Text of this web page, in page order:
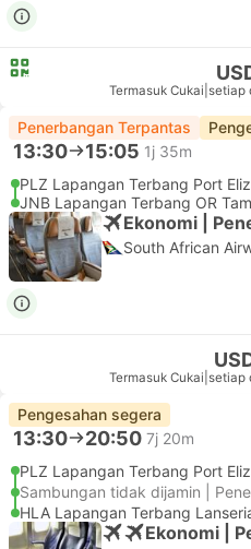
Termasuk Cukai setiap
Penerbangan Terpantas
13:30 15:05 1j 35m
PLZ Lapangan Terbang Port
JNB Lapangan Terbang OR
Ekonomi |
South African
Termasuk Cukai setiap
Pengesahan segera
13:30 20:50 7j 20m
PLZ Lapangan Terbang Port
Sambungan tidak dijamin |
HLA Lapangan Terbang
Ekonomi |